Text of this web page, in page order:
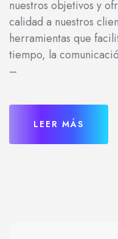
nuestros objetivos y
calidad a nuestros
herramientas que
tiempo, la
–
LEER MÁS